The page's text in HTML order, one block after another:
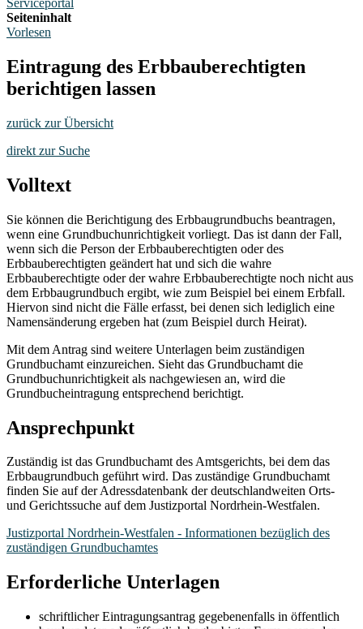
Serviceportal
Seiteninhalt
Vorlesen
Eintragung des Erbbauberechtigten
berichtigen lassen
zurück zur Übersicht
direkt zur Suche
Volltext
Sie können die Berichtigung des Erbbaugrundbuchs beantragen,
wenn eine Grundbuchunrichtigkeit vorliegt. Das ist dann der Fall,
wenn sich die Person der Erbbauberechtigten oder des
Erbbauberechtigten geändert hat und sich die wahre
Erbbauberechtigte oder der wahre Erbbauberechtigte noch nicht aus
dem Erbbaugrundbuch ergibt, wie zum Beispiel bei einem Erbfall.
Hiervon sind nicht die Fälle erfasst, bei denen sich lediglich eine
Namensänderung ergeben hat (zum Beispiel durch Heirat).
Mit dem Antrag sind weitere Unterlagen beim zuständigen
Grundbuchamt einzureichen. Sieht das Grundbuchamt die
Grundbuchunrichtigkeit als nachgewiesen an, wird die
Grundbucheintragung entsprechend berichtigt.
Ansprechpunkt
Zuständig ist das Grundbuchamt des Amtsgerichts, bei dem das
Erbbaugrundbuch geführt wird. Das zuständige Grundbuchamt
finden Sie auf der Adressdatenbank der deutschlandweiten Orts-
und Gerichtssuche auf dem Justizportal Nordrhein-Westfalen.
Justizportal Nordrhein-Westfalen - Informationen bezüglich des
zuständigen Grundbuchamtes
Erforderliche Unterlagen
schriftlicher Eintragungsantrag gegebenenfalls in öffentlich